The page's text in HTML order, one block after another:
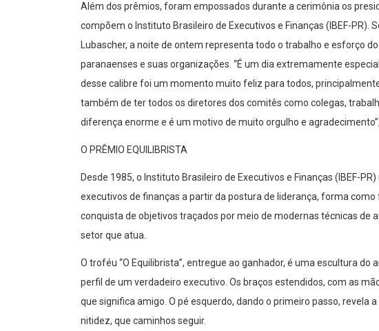
Além dos prêmios, foram empossados durante a cerimônia os
compõem o Instituto Brasileiro de Executivos e Finanças (IBEF-PR).
Lubascher, a noite de ontem representa todo o trabalho e esforço
paranaenses e suas organizações. “É um dia extremamente
desse calibre foi um momento muito feliz para todos,
também de ter todos os diretores dos comitês como colegas,
diferença enorme e é um motivo de muito orgulho e
O PRÊMIO EQUILIBRISTA
Desde 1985, o Instituto Brasileiro de Executivos e Finanças (IBEF-
executivos de finanças a partir da postura de liderança, forma
conquista de objetivos traçados por meio de modernas técnicas de
setor que atua.
O troféu “O Equilibrista”, entregue ao ganhador, é uma escultura do
perfil de um verdadeiro executivo. Os braços estendidos, com as
que significa amigo. O pé esquerdo, dando o primeiro passo, revela
nitidez, que caminhos seguir.